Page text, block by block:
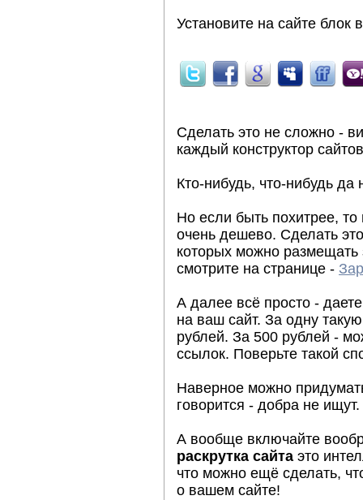
Установите на сайте блок
Сделать это не сложно -
каждый конструктор
Кто-нибудь, что-нибудь да
Но если быть похитрее,
очень дешево. Сделать
которых можно размещать
смотрите на странице -
А далее всё просто -
на ваш сайт. За одну
рублей. За 500 рублей -
ссылок. Поверьте такой
Наверное можно
говорится - добра не ищут.
А вообще включайте
раскрутка сайта это
что можно ещё сделать,
о вашем сайте!